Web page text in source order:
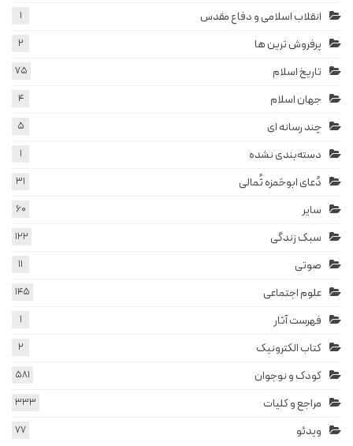
انقلاب اسلامی و دفاع مقدس 1
پرفروش ترین ها 2
تاریخ اسلام 75
جهان اسلام 4
چند رسانه ای 5
دسته‌بندی نشده 1
دُعای ابوحَمزه ثُمالی 31
سایر 60
سبک زندگی 122
صوتی 11
علوم اجتماعی 145
فهرست آثار 1
کتاب الکترونیک 2
کودک و نوجوان 581
مراجع و کلیات 333
ویدئو 77